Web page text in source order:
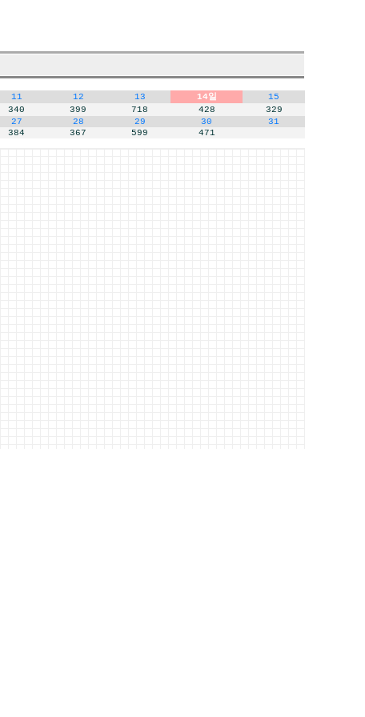
11 12 13 14일
15
340 399 718 428
329
27 28 29 30
31
384 367 599 471